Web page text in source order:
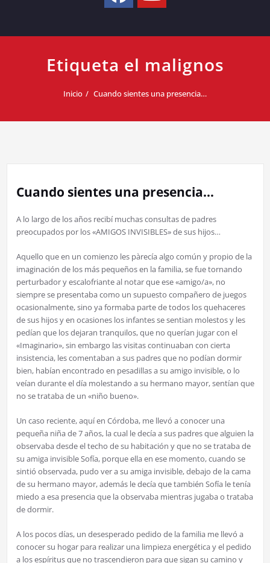
Etiqueta el malignos
Inicio Cuando sientes una presencia…
Cuando sientes una presencia…
A lo largo de los años recibí muchas consultas de padres
preocupados por los «AMIGOS INVISIBLES» de sus hijos…
Aquello que en un comienzo les pàrecía algo común y propio de la
imaginación de los más pequeños en la familia, se fue tornando
perturbador y escalofriante al notar que ese «amigo/a», no
siempre se presentaba como un supuesto compañero de juegos
ocasionalmente, sino ya formaba parte de todos los quehaceres
de sus hijos y en ocasiones los infantes se sentian molestos y les
pedían que los dejaran tranquilos, que no querían jugar con el
«Imaginario», sin embargo las visitas continuaban con cierta
insistencia, les comentaban a sus padres que no podían dormir
bien, habían encontrado en pesadillas a su amigo invisible, o lo
veían durante el día molestando a su hermano mayor, sentían que
no se trataba de un «niño bueno».
Un caso reciente, aquí en Córdoba, me llevó a conocer una
pequeña niña de 7 años, la cual le decía a sus padres que alguien la
observaba desde el techo de su habitación y que no se trataba de
su amiga invisible Sofía, porque ella en ese momento, cuando se
sintió observada, pudo ver a su amiga invisible, debajo de la cama
de su hermano mayor, además le decía que también Sofía le tenía
miedo a esa presencia que la observaba mientras jugaba o trataba
de dormir.
A los pocos días, un desesperado pedido de la familia me llevó a
conocer su hogar para realizar una limpieza energética y el pedido
a los espíritus que no trascendieron para que sigan su camino y